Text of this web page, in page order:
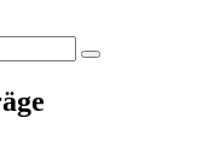
Suchen